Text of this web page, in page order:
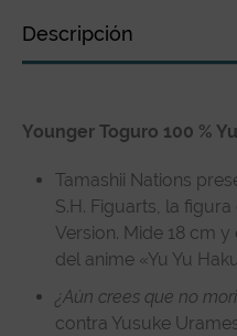
Descripción
Especificaciones
Reseñas de
Younger Toguro 100 %
Tamashii Nations
S.H. Figuarts, la
Version. Mide 18 cm
del anime «Yu Yu
¿Aún crees que no
contra Yusuke